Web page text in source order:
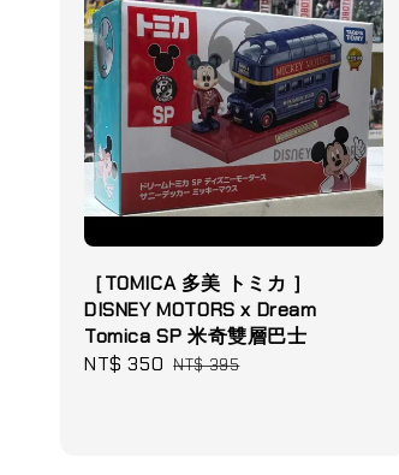
［TOMICA 多美 トミカ ］
DISNEY MOTORS x Dream
Tomica SP 米奇雙層巴士
Sale
NT$ 350 Regular
NT$ 395